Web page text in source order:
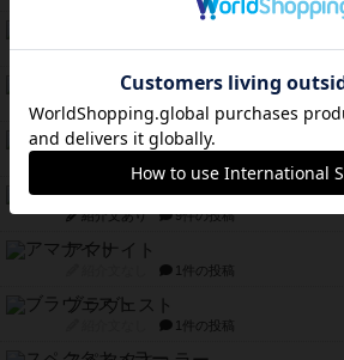
紹介文なし 2件の投稿
インドネシア
紹介文あり 2件の投稿
宵と暁の呪文書
リスボン・トラム 28
紹介文あり 9件の投稿
アマナイト
1件の投稿
ブラヴェスト
1件の投稿